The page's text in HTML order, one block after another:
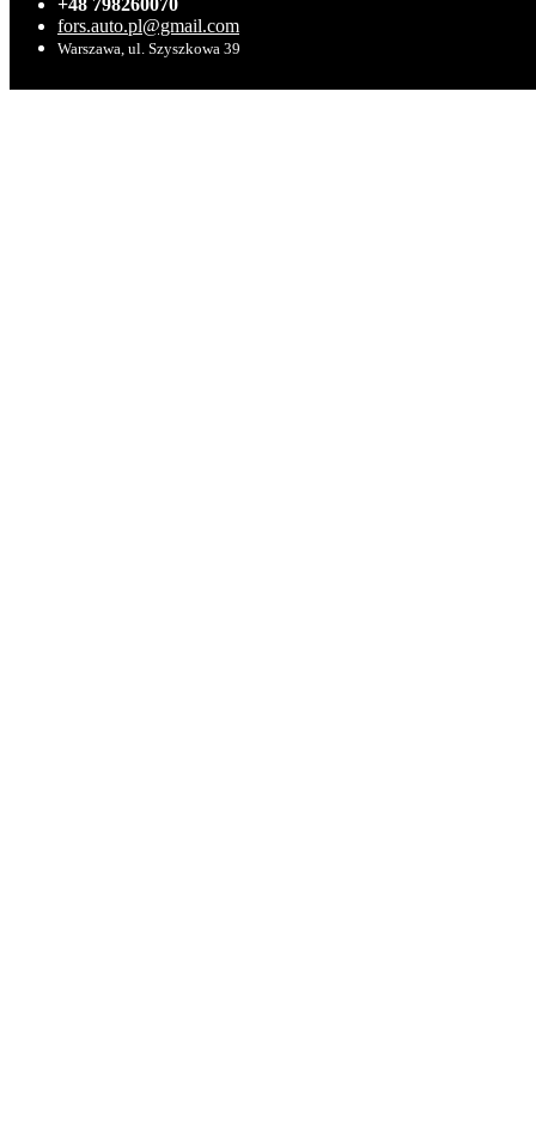
+48 798260070
fors.auto.pl@gmail.com
Warszawa, ul. Szyszkowa 39